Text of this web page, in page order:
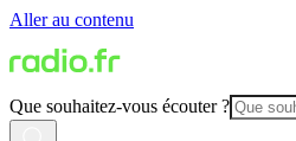
Aller au contenu
Que souhaitez-vous écouter ?